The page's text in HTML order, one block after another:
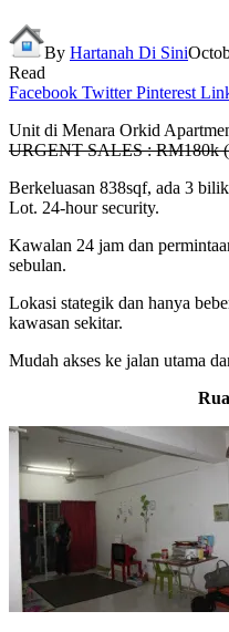
By Hartanah Di Sini
Read
Facebook Twitter Pinterest
Unit di Menara Orkid
URGENT SALES : RM180k
Berkeluasan 838sqf, ada 3
Lot. 24-hour security.
Kawalan 24 jam dan
sebulan.
Lokasi stategik dan hanya
kawasan sekitar.
Mudah akses ke jalan utama